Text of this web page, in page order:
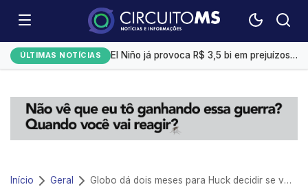
ÚLTIMAS NOTÍCIAS
Emplacamentos de veículos cresceram 10% em julho
El Niño já provoca R$ 3,5 bi em prejuízos e afeta mais 200 cidades brasileiras, diz CNM
Campo Grande tem a 4ª menor taxa de desemprego
Início Geral Globo dá dois meses para Huck decidir se vai se candidatar em 2018